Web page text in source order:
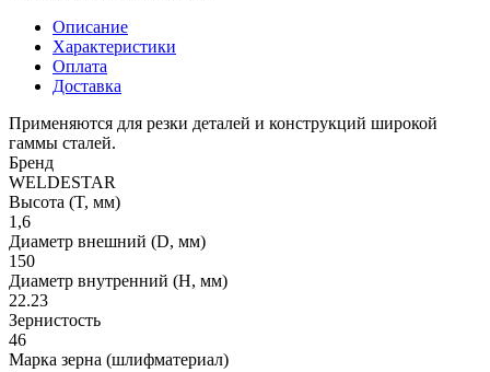
Описание
Характеристики
Оплата
Доставка
Применяются для резки деталей и конструкций широкой
гаммы сталей.
Бренд
WELDESTAR
Высота (T, мм)
1,6
Диаметр внешний (D, мм)
150
Диаметр внутренний (H, мм)
22.23
Зернистость
46
Марка зерна (шлифматериал)